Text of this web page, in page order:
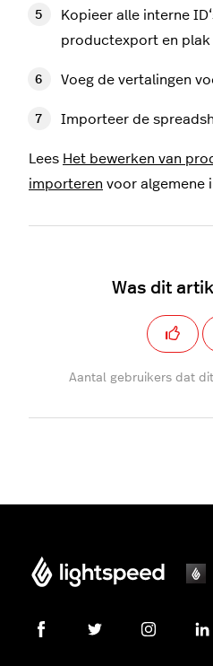
Kopieer alle interne
productexport en
Voeg de vertalingen
Importeer de
Lees Het bewerken van
importeren voor algemene
Was dit
Aantal gebruikers dat